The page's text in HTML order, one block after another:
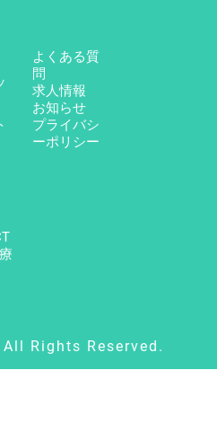
よくある質
問
求人情報
お知らせ
プライバシ
ーポリシー
Rights Reserved.